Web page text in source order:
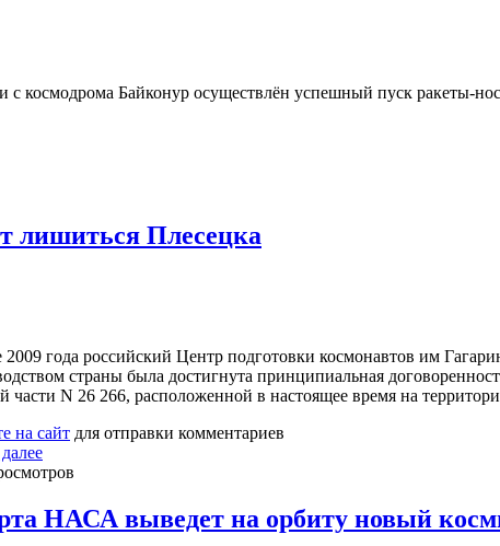
с космодрома Байконур осуществлён успешный пуск ракеты-
Плесецка
года российский Центр подготовки космонавтов им
страны была достигнута принципиальная
части N 26 266, расположенной в настоящее время на
на сайт для отправки комментариев
НАСА выведет на орбиту новый